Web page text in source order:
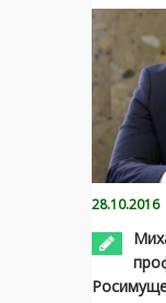
28.10.2016